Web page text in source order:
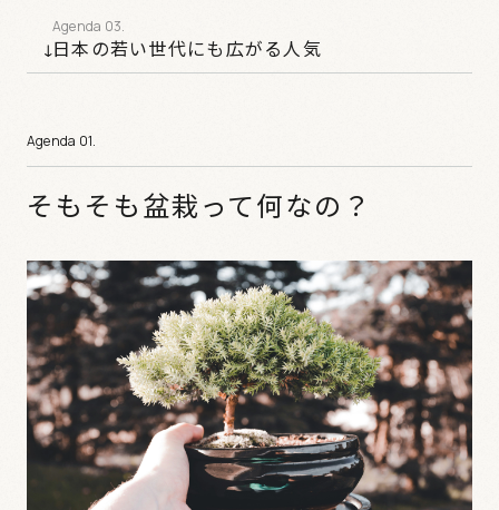
日本の若い世代にも広がる人気
そもそも盆栽って何なの？